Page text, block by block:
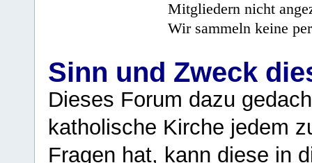
Mitgliedern nicht
Wir sammeln keine
Sinn und Zweck
Dieses Forum dazu
katholische Kirche jedem
Fragen hat, kann diese in